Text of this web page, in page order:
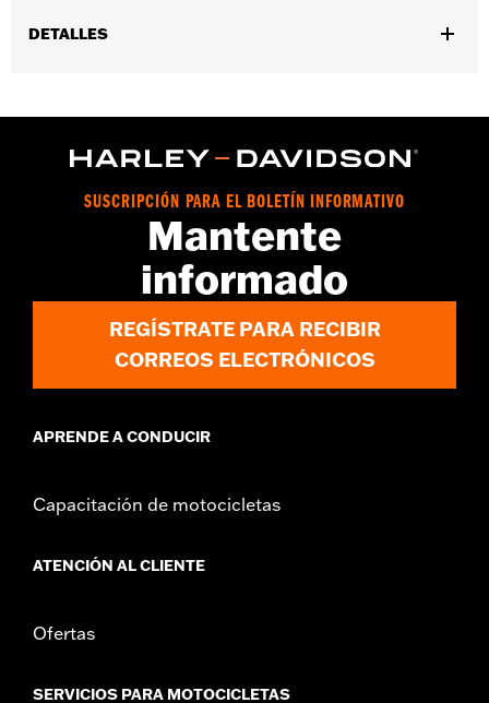
DETALLES
vinRequerido: false
GARANTÍA:1 year limited warranty – Go towww.h-
for full details
SUSCRIPCIÓN PARA EL BOLETÍN INFORMATIVO
Mantente
informado
REGÍSTRATE PARA RECIBIR
CORREOS ELECTRÓNICOS
APRENDE A CONDUCIR
Capacitación de motocicletas
ATENCIÓN AL CLIENTE
Ofertas
SERVICIOS PARA MOTOCICLETAS